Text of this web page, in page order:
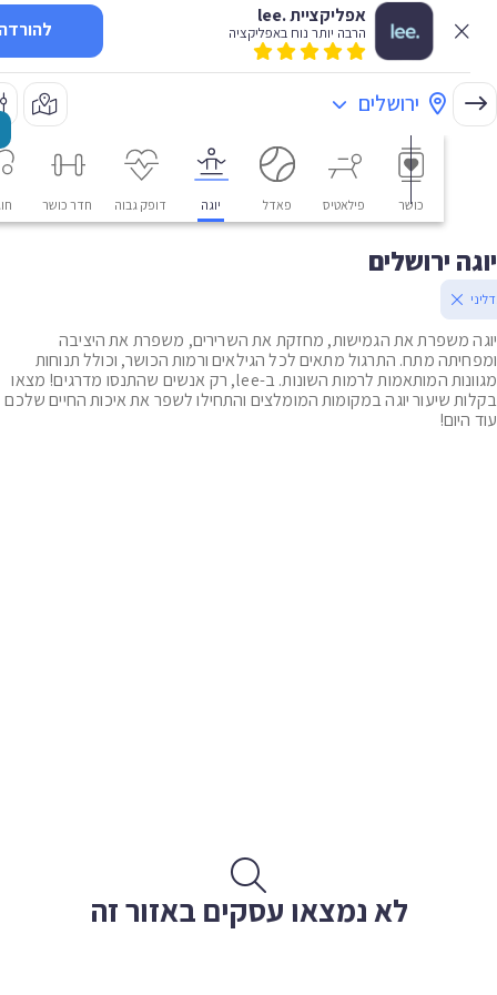
אפליקציית .lee
הרבה יותר נוח באפליקציה להורדה
ירושלים
פילאטיס פאדל דופק גבוה חדר כושר חוגים
ירושלים
משפרת את הגמישות, מחזקת את השרירים, משפרת את היציבה
מתח. התרגול מתאים לכל הגילאים ורמות הכושר, וכולל תנוחות
מגוונות המותאמות לרמות השונות. ב-lee, רק אנשים שהתנסו מדרגים! מצאו
שיעור יוגה במקומות המומלצים והתחילו לשפר את איכות החיים שלכם
לא נמצאו עסקים באזור זה